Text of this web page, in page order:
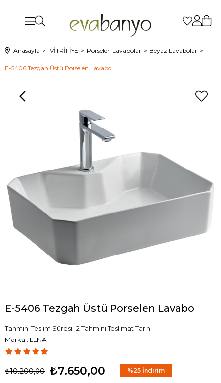
Anasayfa VİTRİFİYE Porselen Lavabolar Beyaz Lavabolar
E-5406 Tezgah Üstü Porselen Lavabo
E-5406 Tezgah Üstü Porselen Lavabo
Tahmini Teslim Süresi : 2 Tahmini Teslimat Tarihi
Marka : LENA
₺10.200,00 ₺7.650,00 %25 İndirim